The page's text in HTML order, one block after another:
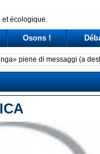
et écologique.
Osons !
alla Consulta per